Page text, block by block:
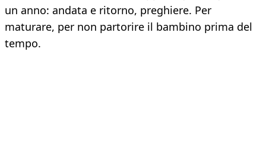
un anno: andata e ritorno, preghiere. Per
maturare, per non partorire il bambino prima del
tempo.